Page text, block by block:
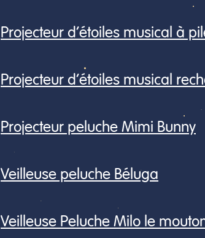
Projecteur d’étoiles musical à
Projecteur d’étoiles musical
Projecteur peluche Mimi Bunny
Veilleuse peluche Béluga
Veilleuse Peluche Milo le